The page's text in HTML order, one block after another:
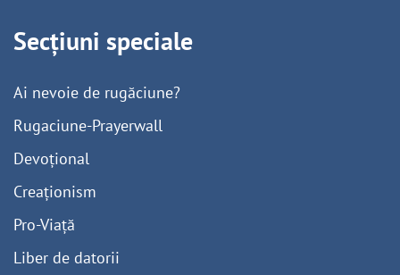
Secțiuni speciale
Ai nevoie de rugăciune?
Rugaciune-Prayerwall
Devoțional
Creaționism
Pro-Viață
Liber de datorii